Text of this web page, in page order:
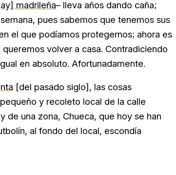
madrileña– lleva años dando caña;
pues sabemos que tenemos sus
el que podíamos protegernos; ahora es
volver a casa. Contradiciendo
en absoluto. Afortunadamente.
[del pasado siglo], las cosas
y recoleto local de la calle
de una zona, Chueca, que hoy se han
al fondo del local, escondía